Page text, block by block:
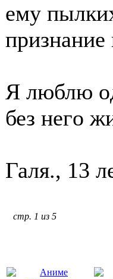
ему
Я люблю
без негο
Галя., 13
стр. 1 из 5